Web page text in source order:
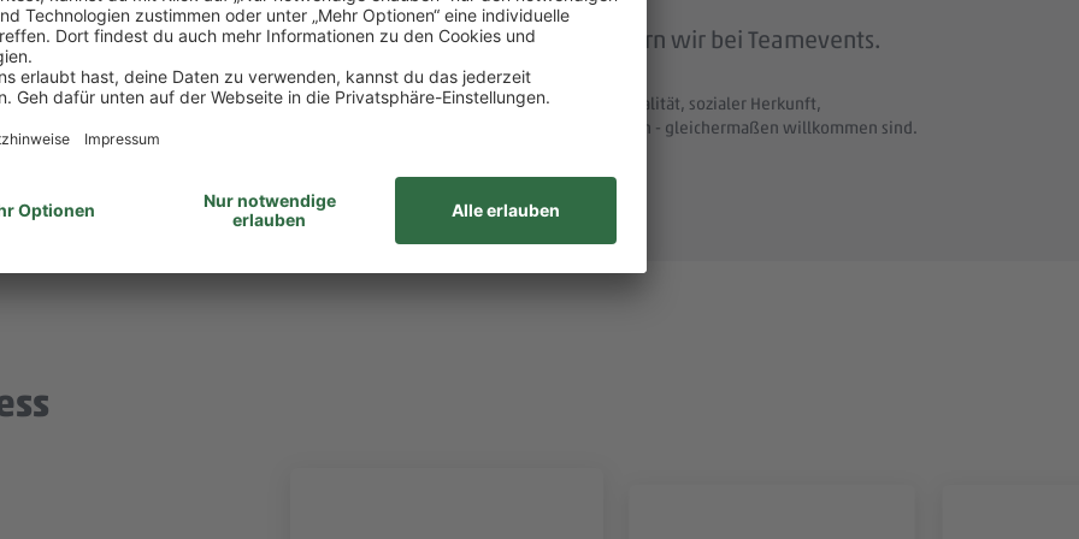
alle Aufgaben gemeinsam. Unsere Zusammenarbeit feiern wir bei Teamevents.
von Geschlecht/geschlechtlicher Identität, ethnischer Herkunft und Nationalität, sozialer Herkunft,
Alter sowie sexueller Orientierung oder weiteren individuellen Merkmalen - gleichermaßen willkommen sind.